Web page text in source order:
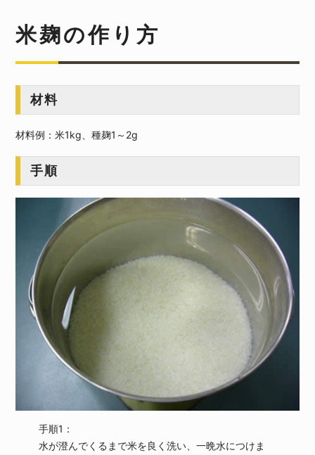
米麹の作り方
材料
材料例：米1kg、種麹1～2g
手順
手順1：
水が澄んでくるまで米を良く洗い、一晩水につけま